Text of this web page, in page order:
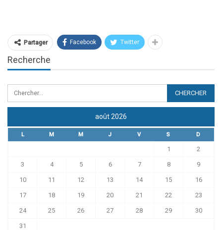
Partager Facebook Twitter
Recherche
août 2026
L M M J V S D
1 2
3 4 5 6 7 8 9
10 11 12 13 14 15 16
17 18 19 20 21 22 23
24 25 26 27 28 29 30
31